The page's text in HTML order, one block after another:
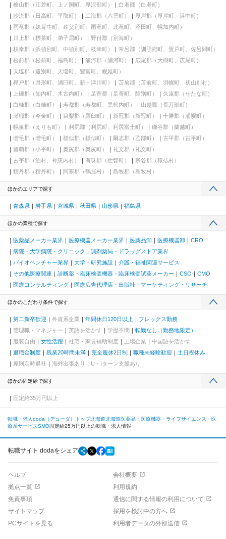
檜山郡（江差町、上ノ国町、厚沢部町）
白老郡（白老町）
沙流郡（日高町、平取町）
二海郡（八雲町）
厚岸郡（厚岸町、浜中町）
雨竜郡（妹背牛町、秩父別町、雨竜町、北竜町、沼田町、幌加内町）
川上郡（標茶町、弟子屈町）
野付郡（別海町）
枝幸郡（浜頓別町、中頓別町、枝幸町）
常呂郡（訓子府町、置戸町、佐呂間町）
松前郡（松前町、福島町）
浦河郡（浦河町）
広尾郡（大樹町、広尾町）
天塩郡（遠別町、天塩町、豊富町、幌延町）
樺戸郡（月形町、浦臼町、新十津川町）
苫前郡（苫前町、羽幌町、初山別村）
上磯郡（知内町、木古内町）
足寄郡（足寄町、陸別町）
久遠郡（せたな町）
白糠郡（白糠町）
寿都郡（寿都町、黒松内町）
山越郡（長万部町）
瀬棚郡（今金町）
目梨郡（羅臼町） 新冠郡（新冠町）
十勝郡（浦幌町）
幌泉郡（えりも町）
利尻郡（利尻町、利尻富士町）
磯谷郡（蘭越町）
増毛郡（増毛町）
様似郡（様似町） 爾志郡（乙部町）
古平郡（古平町）
留萌郡（小平町）
奥尻郡（奥尻町）
礼文郡（礼文町）
古宇郡（泊村、神恵内村）
有珠郡（壮瞥町）
宗谷郡（猿払村）
積丹郡（積丹町）
阿寒郡（鶴居村） 島牧郡（島牧村）
ほかのエリアで探す
青森県 岩手県 宮城県 秋田県 山形県 福島県
ほかの業種で探す
医薬品メーカー業界 医療機器メーカー業界 医薬品卸 医療機器卸
CRO
病院・大学病院・クリニック
調剤薬局・ドラッグストア業界
バイオベンチャー業界
大学・研究施設
介護・福祉関連サービス
その他医療関連
診断薬・臨床検査機器・臨床検査試薬メーカー CSO
CMO
医療コンサルティング
医療広告代理店・出版社・マーケティング・リサーチ
ほかのこだわり条件で探す
第二新卒歓迎 外資系企業 年間休日120日以上
フレックス勤務
管理職・マネジャー
英語を活かす 学歴不問
転勤なし（勤務地限定）
服装自由
女性活躍 社宅・家賃補助制度 上場企業
中国語を活かす
退職金制度
残業20時間未満 完全週休2日制 職種未経験歓迎
土日祝休み
原則定時退社
海外出張あり U・Iターン支援あり
ほかの固定給で探す
固定給35万円以上
転職・求人doda（デューダ）トップ北海道北海道医薬品・医療機器・ライフサイエンス・医
療系サービスSMO固定給25万円以上の転職・求人情報
転職サイト dodaをシェア
ヘルプ
会社概要
拠点一覧
利用規約
免責事項
通信に関する情報の利用について
サイトマップ
採用を検討中の方へ
PCサイトを見る
利用者データの外部送信